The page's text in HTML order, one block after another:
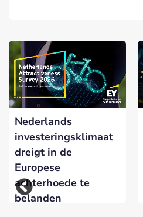
Nederlands
investeringsklimaat
dreigt in de
Europese
achterhoede te
belanden